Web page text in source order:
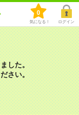
0
気になる！ ログイン
した。
さい。